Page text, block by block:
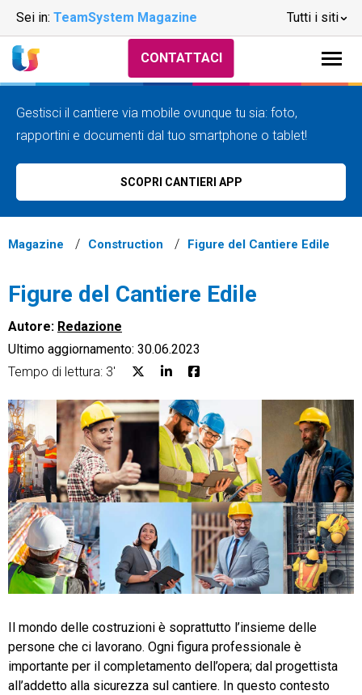
Sei in: TeamSystem Magazine Tutti i siti
CRM
Ecommerce
Email Marketing
Fatturazione
Financial Solutions
HR
Trust Services
CONTATTACI
Gestisci il cantiere via mobile ovunque tu sia: foto,
rapportini e documenti dal tuo smartphone o tablet!
SCOPRI CANTIERI APP
Magazine Construction Figure del Cantiere Edile
Figure del Cantiere Edile
Autore: Redazione
Ultimo aggiornamento: 30.06.2023
Tempo di lettura: 3'
Il mondo delle costruzioni è soprattutto l’insieme delle
persone che ci lavorano. Ogni figura professionale è
importante per il completamento dell’opera; dal progettista
all’addetto alla sicurezza sul cantiere. In questo contesto